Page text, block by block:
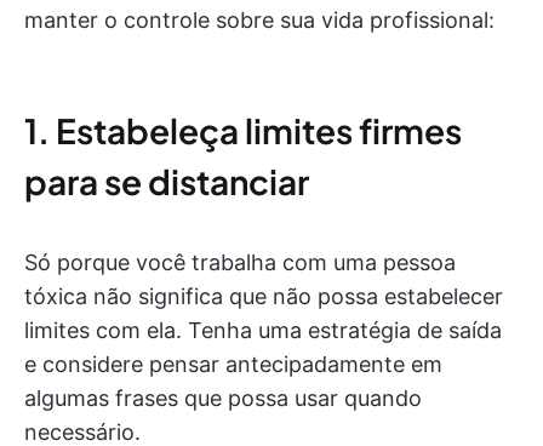
manter o controle sobre sua vida profissional:
1. Estabeleça limites firmes
para se distanciar
Só porque você trabalha com uma pessoa
tóxica não significa que não possa estabelecer
limites com ela. Tenha uma estratégia de saída
e considere pensar antecipadamente em
algumas frases que possa usar quando
necessário.